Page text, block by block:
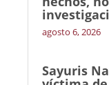
agosto 6, 2026
Sayuris